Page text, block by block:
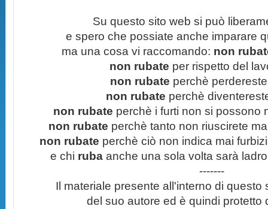
Su questo sito web si può
e spero che possiate anche imparare
ma una cosa vi raccomando: non
non rubate per rispetto del
non rubate perchè
non rubate perchè
non rubate perchè i furti non si possono
non rubate perchè tanto non riuscirete
non rubate perchè ciò non indica mai
e chi ruba anche una sola volta sarà
-------
Il materiale presente all'interno di questo
del suo autore ed è quindi protetto